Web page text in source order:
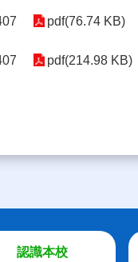
pdf(76.74 KB)
pdf(214.98 KB)
認識本校